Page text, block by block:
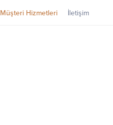
Müşteri Hizmetleri İletişim